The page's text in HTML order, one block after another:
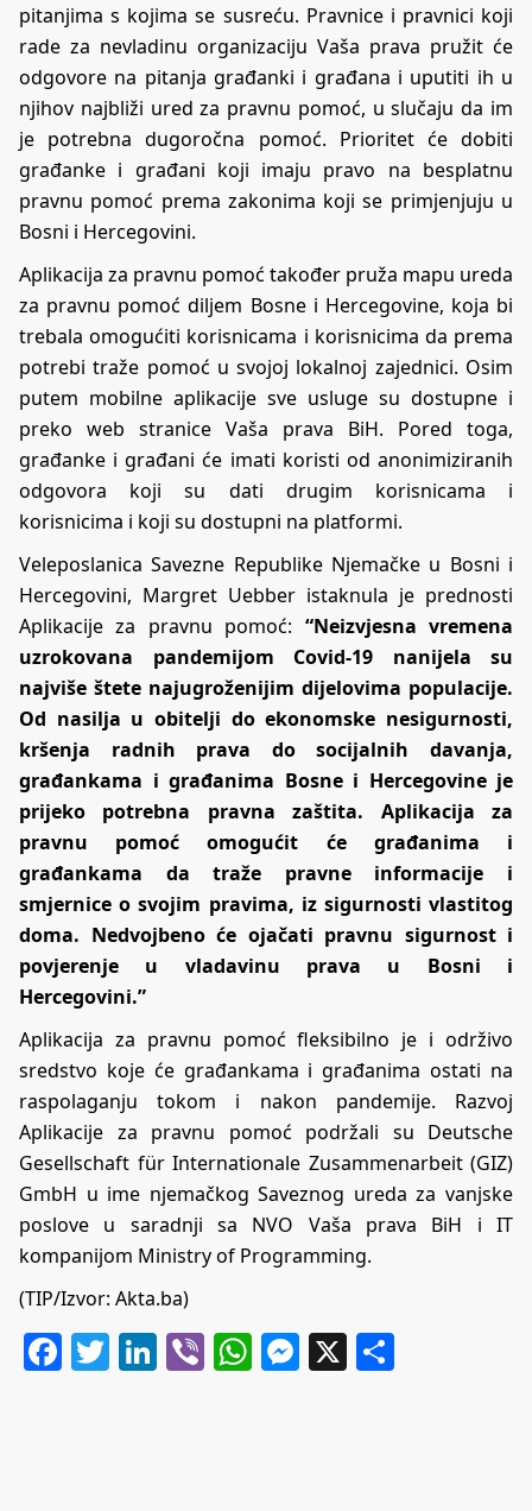
pitanjima s kojima se susreću. Pravnice i pravnici koji
rade za nevladinu organizaciju Vaša prava pružit će
odgovore na pitanja građanki i građana i uputiti ih u
njihov najbliži ured za pravnu pomoć, u slučaju da im
je potrebna dugoročna pomoć. Prioritet će dobiti
građanke i građani koji imaju pravo na besplatnu
pravnu pomoć prema zakonima koji se primjenjuju u
Bosni i Hercegovini.
Aplikacija za pravnu pomoć također pruža mapu ureda
za pravnu pomoć diljem Bosne i Hercegovine, koja bi
trebala omogućiti korisnicama i korisnicima da prema
potrebi traže pomoć u svojoj lokalnoj zajednici. Osim
putem mobilne aplikacije sve usluge su dostupne i
preko web stranice Vaša prava BiH. Pored toga,
građanke i građani će imati koristi od anonimiziranih
odgovora koji su dati drugim korisnicama i
korisnicima i koji su dostupni na platformi.
Veleposlanica Savezne Republike Njemačke u Bosni i
Hercegovini, Margret Uebber istaknula je prednosti
Aplikacije za pravnu pomoć: “Neizvjesna vremena
uzrokovana pandemijom Covid-19 nanijela su
najviše štete najugroženijim dijelovima populacije.
Od nasilja u obitelji do ekonomske nesigurnosti,
kršenja radnih prava do socijalnih davanja,
građankama i građanima Bosne i Hercegovine je
prijeko potrebna pravna zaštita. Aplikacija za
pravnu pomoć omogućit će građanima i
građankama da traže pravne informacije i
smjernice o svojim pravima, iz sigurnosti vlastitog
doma. Nedvojbeno će ojačati pravnu sigurnost i
povjerenje u vladavinu prava u Bosni i
Hercegovini.”
Aplikacija za pravnu pomoć fleksibilno je i održivo
sredstvo koje će građankama i građanima ostati na
raspolaganju tokom i nakon pandemije. Razvoj
Aplikacije za pravnu pomoć podržali su Deutsche
Gesellschaft für Internationale Zusammenarbeit (GIZ)
GmbH u ime njemačkog Saveznog ureda za vanjske
poslove u saradnji sa NVO Vaša prava BiH i IT
kompanijom Ministry of Programming.
(TIP/Izvor: Akta.ba)
Facebook
Twitter
LinkedIn
ViberWhatsApp
Messenger
X